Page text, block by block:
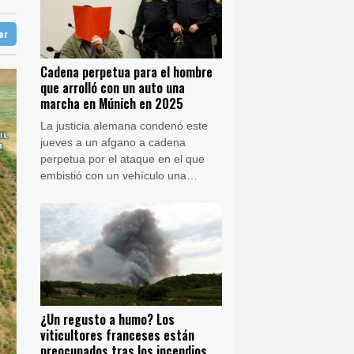
31 °C
29 °C
Buenos Aires
14 °C
21 °C
en Múnich en 2025
con OpenAI y Anthropic
Cadena perpetua para el hombre
que arrolló con un auto una
marcha en Múnich en 2025
La justicia alemana condenó este
jueves a un afgano a cadena
perpetua por el ataque en el que
embistió con un vehículo una
y causó dos muertos y unos 40
heridos.
¿Un regusto a humo? Los
viticultores franceses están